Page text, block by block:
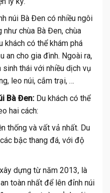
núi Bà Đen có nhiều ngôi
như chùa Bà Đen, chùa
khách có thể khám phá
an cho gia đình. Ngoài ra,
thái với nhiều dịch vụ
leo núi, cắm trại, …
Bà Đen:Du khách có thể
hai cách:
thống và vất vả nhất. Du
bậc thang đá, với độ
dựng từ năm 2013, là
toàn nhất để lên đỉnh núi